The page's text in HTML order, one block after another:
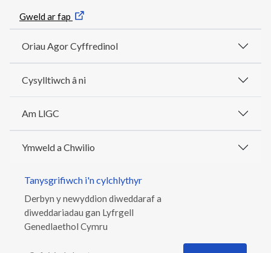
Gweld ar fap
Oriau Agor Cyffredinol
Cysylltiwch â ni
Am LlGC
Ymweld a Chwilio
Tanysgrifiwch i'n cylchlythyr
Derbyn y newyddion diweddaraf a
diweddariadau gan Lyfrgell
Genedlaethol Cymru